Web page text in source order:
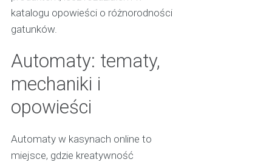
katalogu opowieści o różnorodności
gatunków.
Automaty: tematy,
mechaniki i
opowieści
Automaty w kasynach online to
miejsce, gdzie kreatywność